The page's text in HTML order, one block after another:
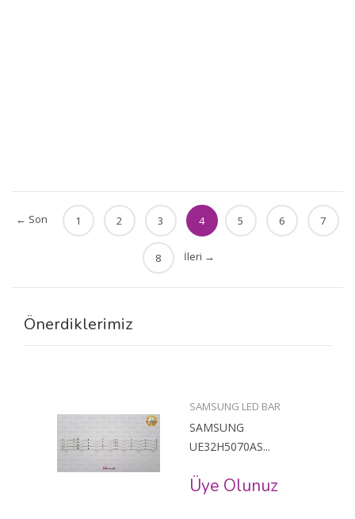
← Son 1 2 3 4 5 6 7
8 İleri →
Önerdiklerimiz
SAMSUNG LED BAR
SAMSUNG
UE32H5070AS...
Üye Olunuz